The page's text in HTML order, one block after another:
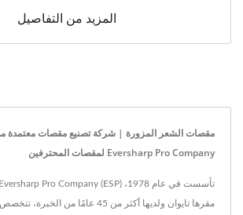
المزيد من التفاصيل
Eversharp Pro Company لمقصات المحترفين
مقرها تايوان ولديها أكثر من 45 عامًا من